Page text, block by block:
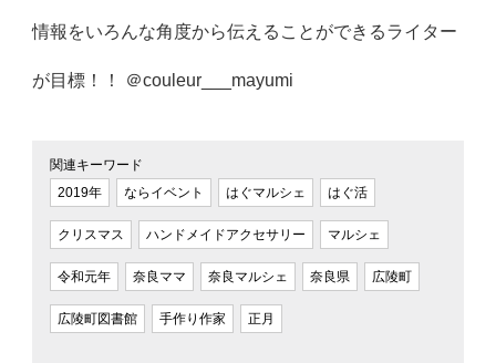
情報をいろんな角度から伝えることができるライター
が目標！！ ＠couleur___mayumi
関連キーワード
2019年
ならイベント はぐマルシェ はぐ活
クリスマス ハンドメイドアクセサリー マルシェ
令和元年 奈良ママ 奈良マルシェ 奈良県 広陵町
広陵町図書館 手作り作家 正月